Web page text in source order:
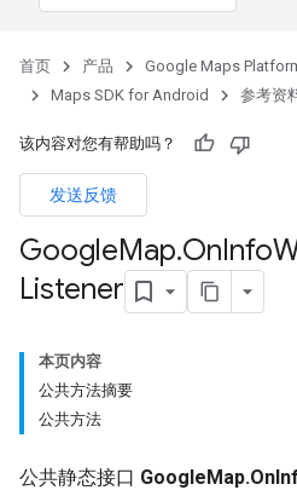
首页 产品 Google Maps
Maps SDK for Android
参考资
该内容对您有帮助吗？
发送反馈
GoogleMap.OnInfo
Listener
本页内容
公共方法摘要
公共方法
公共静态接口